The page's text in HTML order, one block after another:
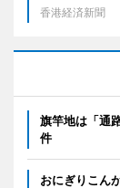
香港経済新聞
旗竿地は「通
件
おにぎりこん